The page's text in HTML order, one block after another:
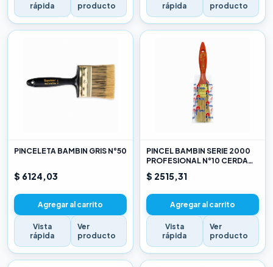
rápida
producto
rápida
producto
PINCELETA BAMBIN GRIS N°50
$ 6124,03
Agregar al carrito
Vista
rápida
Ver
producto
PINCEL BAMBIN SERIE 2000
PROFESIONAL N°10 CERDA
CHINA BLANCA
$ 2515,31
Agregar al carrito
Vista
rápida
Ver
producto